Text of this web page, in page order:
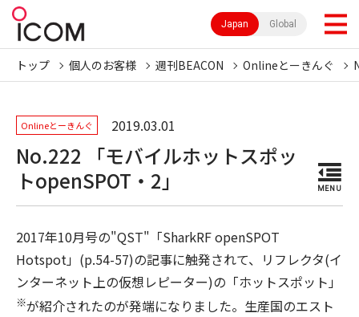
Japan Global
トップ 個人のお客様 週刊BEACON Onlineとーきんぐ
Onlineとーきんぐ 2019.03.01
No.222 「モバイルホットスポッ
トopenSPOT・2」
MENU
2017年10月号の"QST"「SharkRF openSPOT
Hotspot」(p.54-57)の記事に触発されて、リフレクタ(イ
ンターネット上の仮想レピーター)の「ホットスポット」
※が紹介されたのが発端になりました。生産国のエスト